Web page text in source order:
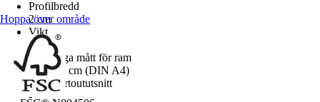
Profilbredd
2 cm
Vikt
0,62 kg
Invändiga mått för ram
21x29,7 cm (DIN A4)
Passepartoututsnitt
-
Hoppa över område